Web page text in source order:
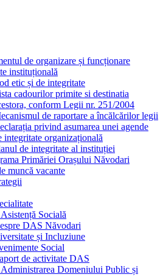
de organizare și funcționare
instituțională
etic și de integritate
cadourilor primite si destinatia
conform Legii nr. 251/2004
de raportare a încălcărilor legii
privind asumarea unei agende
integritate organizațională
de integritate al instituției
Primăriei Orașului Năvodari
muncă vacante
Socială
DAS Năvodari
și Incluziune
Social
de activitate DAS
Domeniului Public și